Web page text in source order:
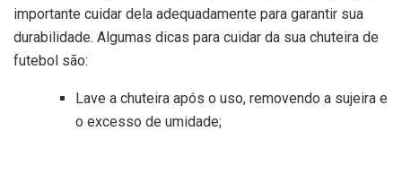
importante cuidar dela adequadamente para garantir sua
durabilidade. Algumas dicas para cuidar da sua chuteira de
futebol são:
Lave a chuteira após o uso, removendo a sujeira e
o excesso de umidade;